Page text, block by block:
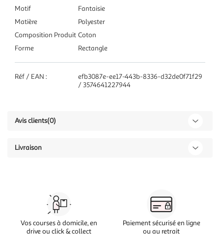
Motif
Fantaisie
Matière
Polyester
Composition Produit Coton
Forme
Rectangle
Réf / EAN :
efb3087e-ee17-443b-8336-d32de0f71f29
/ 3574641227944
Avis clients(0)
Livraison
Vos courses à domicile, en
drive ou click & collect
Paiement sécurisé en ligne
ou au retrait